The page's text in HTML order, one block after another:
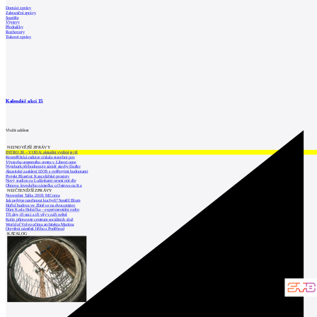
Domácí zprávy
Zahraniční zprávy
Soutěže
Výstavy
Přednášky
Rozhovory
Tiskové zprávy
Kalendář akcí 15
Vložit událost
NEJNOVĚJŠÍ ZPRÁVY
INTRO 30 – VODA: aktuální vydání je již
Kroměřížská radnice získala stavební pov
Výstavba urgentního centra v Liberci ome
Nymburk přehodnocuje záměr stavby školky
Akustické zasklení IZOS s ověřenými hodnotami
Projekt Blueriot: Kancelářské prostory
Nový stadion za Lužánkami nesmí mít dle
Obnova loveckého zámečku u Ostrova na Ka
NEJČTENĚJŠÍ ZPRÁVY
November Talks 2018: M.Corea
Jak nejlépe navrhnout kuchyň? Soutěž Blum
Hořící budova ve Zlíně se na dvou místec
Dům Karla Hubáčka – experimentální rodin
Tři dny, tři noci a tři vily v záři světel
Kolín připravuje centrum sociálních služ
World of Volvo očima architekta Martina
Otevření náměstí Jiřího z Poděbrad
KATALOG